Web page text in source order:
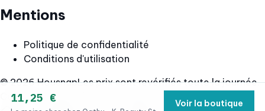
11,25 € Voir la boutique
Mentions
Politique de confidentialité
Conditions d'utilisation
© 2026 HousnapLes prix sont revérifiés toute la journée.
Confirmez le prix final sur la page de la boutique.